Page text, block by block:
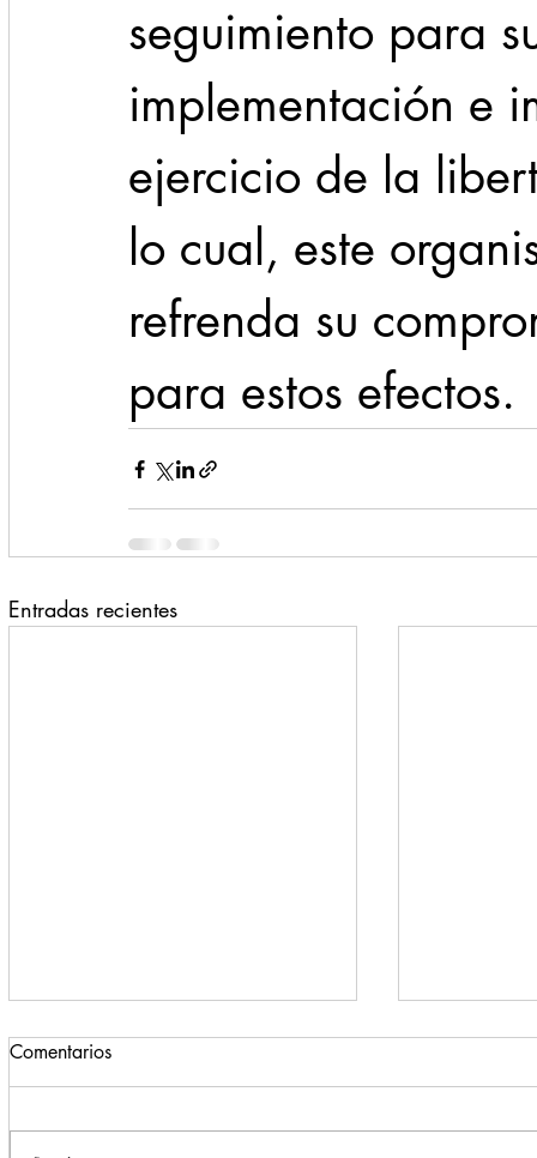
seguimiento para
implementación e
ejercicio de la
lo cual, este
refrenda su
para estos efectos.
Entradas recientes
Comentarios